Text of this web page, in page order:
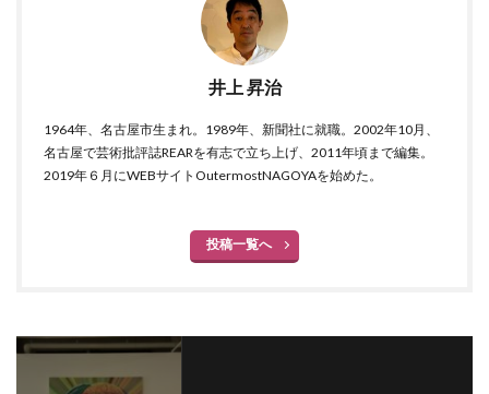
井上 昇治
1964年、名古屋市生まれ。1989年、新聞社に就職。2002年10月、
名古屋で芸術批評誌REARを有志で立ち上げ、2011年頃まで編集。
2019年６月にWEBサイトOutermostNAGOYAを始めた。
投稿一覧へ